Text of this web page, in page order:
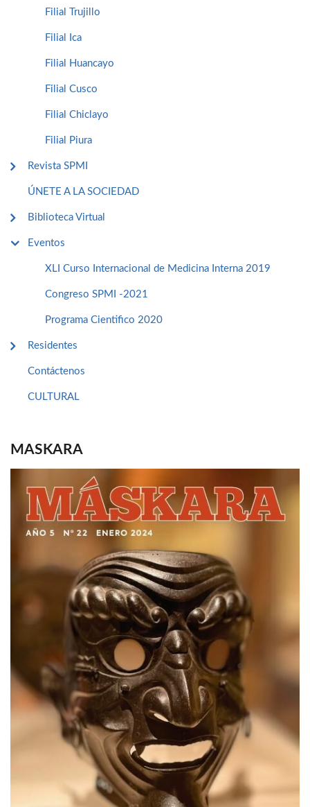
Filial Trujillo
Filial Ica
Filial Huancayo
Filial Cusco
Filial Chiclayo
Filial Piura
Revista SPMI
ÚNETE A LA SOCIEDAD
Biblioteca Virtual
Eventos
XLI Curso Internacional de Medicina Interna 2019
Congreso SPMI -2021
Programa Cientifico 2020
Residentes
Contáctenos
CULTURAL
MASKARA